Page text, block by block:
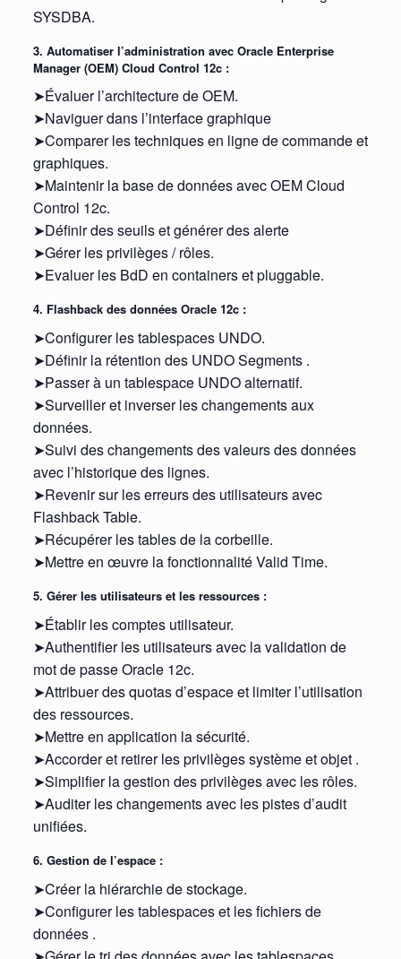
SYSDBA.
3. Automatiser l’administration avec Oracle Enterprise
Manager (OEM) Cloud Control 12c :
➤Évaluer l’architecture de OEM.
➤Naviguer dans l’interface graphique
➤Comparer les techniques en ligne de commande et
graphiques.
➤Maintenir la base de données avec OEM Cloud
Control 12c.
➤Définir des seuils et générer des alerte
➤Gérer les privilèges / rôles.
➤Evaluer les BdD en containers et pluggable.
4. Flashback des données Oracle 12c :
➤Configurer les tablespaces UNDO.
➤Définir la rétention des UNDO Segments .
➤Passer à un tablespace UNDO alternatif.
➤Surveiller et inverser les changements aux
données.
➤Suivi des changements des valeurs des données
avec l’historique des lignes.
➤Revenir sur les erreurs des utilisateurs avec
Flashback Table.
➤Récupérer les tables de la corbeille.
➤Mettre en œuvre la fonctionnalité Valid Time.
5. Gérer les utilisateurs et les ressources :
➤Établir les comptes utilisateur.
➤Authentifier les utilisateurs avec la validation de
mot de passe Oracle 12c.
➤Attribuer des quotas d’espace et limiter l’utilisation
des ressources.
➤Mettre en application la sécurité.
➤Accorder et retirer les privilèges système et objet .
➤Simplifier la gestion des privilèges avec les rôles.
➤Auditer les changements avec les pistes d’audit
unifiées.
6. Gestion de l’espace :
➤Créer la hiérarchie de stockage.
➤Configurer les tablespaces et les fichiers de
données .